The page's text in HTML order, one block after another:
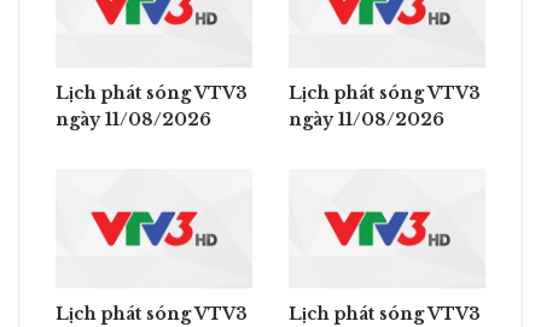
Lịch phát sóng VTV3
ngày 11/08/2026
Lịch phát sóng VTV3
ngày 11/08/2026
Lịch phát sóng VTV3
Lịch phát sóng VTV3